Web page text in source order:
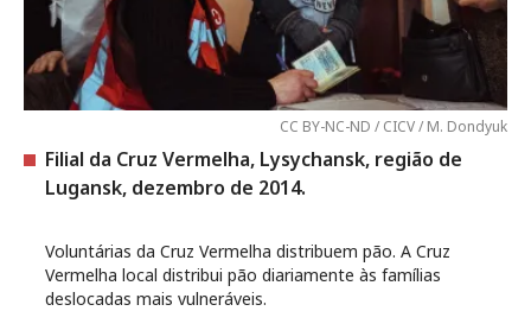
CC BY-NC-ND / CICV / M. Dondyuk
Filial da Cruz Vermelha, Lysychansk, região de
Lugansk, dezembro de 2014.
Voluntárias da Cruz Vermelha distribuem pão. A Cruz
Vermelha local distribui pão diariamente às famílias
deslocadas mais vulneráveis.